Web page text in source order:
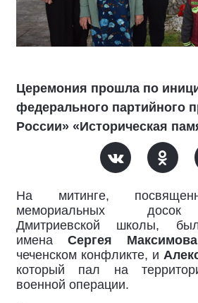
Церемония прошла по
федерального партийного
России» «Историческая
На митинге,
мемориальных досок
Дмитриевской школы,
имена Сергея Максимова
чеченском конфликте, и
который пал на
военной операции.